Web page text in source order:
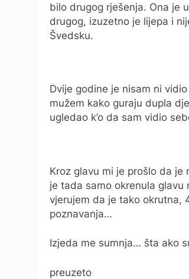
bilo drugog rješenja. Ona je
drugog, izuzetno je lijepa i
Švedsku.
Dvije godine je nisam ni
mužem kako guraju dupla
ugledao k’o da sam vidio
Kroz glavu mi je prošlo da
je tada samo okrenula
vjerujem da je tako okrutna,
poznavanja…
Izjeda me sumnja… šta ako
preuzeto